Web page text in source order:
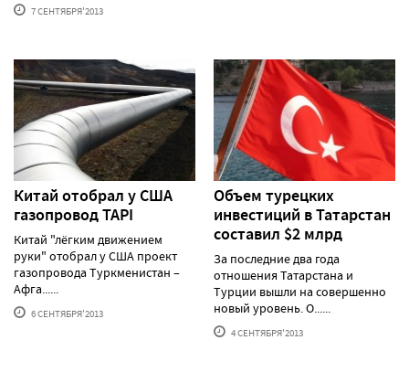
7 СЕНТЯБРЯ'2013
Китай отобрал у США
газопровод TAPI
Китай "лёгким движением
руки" отобрал у США проект
газопровода Туркменистан –
Афга......
6 СЕНТЯБРЯ'2013
Объем турецких
инвестиций в Татарстан
составил $2 млрд
За последние два года
отношения Татарстана и
Турции вышли на совершенно
новый уровень. О......
4 СЕНТЯБРЯ'2013